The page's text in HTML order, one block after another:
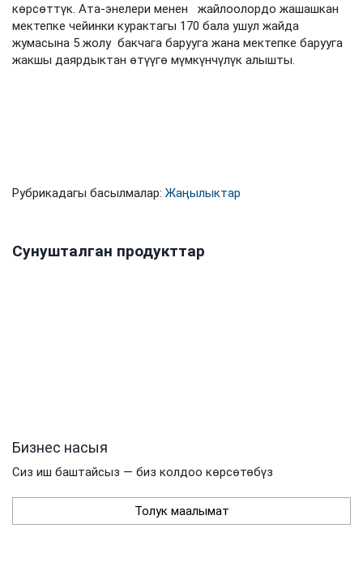
көрсөттүк. Ата-энелери менен жайлоолордо жашашкан
мектепке чейинки курактагы 170 бала ушул жайда
жумасына 5 жолу бакчага барууга жана мектепке барууга
жакшы даярдыктан өтүүгө мүмкүнчүлүк алышты.
Рубрикадагы басылмалар: Жаңылыктар
Сунушталган продукттар
Бизнес насыя
Сиз иш баштайсыз — биз колдоо көрсөтөбүз
Толук маалымат